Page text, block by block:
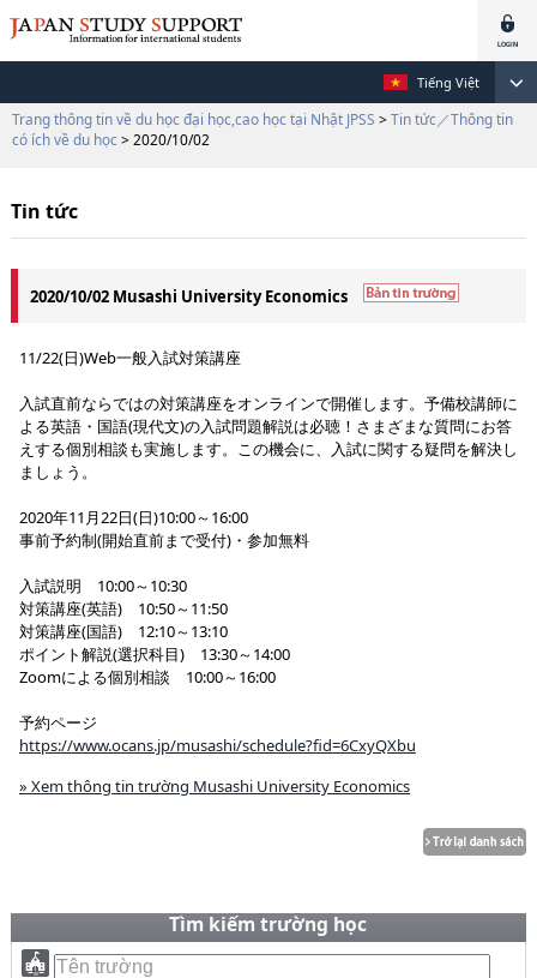
Tiếng Việt
Trang thông tin về du học đại học,cao học tại Nhật JPSS > Tin tức／Thông tin
có ích về du học > 2020/10/02
Tin tức
2020/10/02 Musashi University Economics
11/22(日)Web一般入試対策講座
入試直前ならではの対策講座をオンラインで開催します。予備校講師に
よる英語・国語(現代文)の入試問題解説は必聴！さまざまな質問にお答
えする個別相談も実施します。この機会に、入試に関する疑問を解決し
ましょう。
2020年11月22日(日)10:00～16:00
事前予約制(開始直前まで受付)・参加無料
入試説明 10:00～10:30
対策講座(英語) 10:50～11:50
対策講座(国語) 12:10～13:10
ポイント解説(選択科目) 13:30～14:00
Zoomによる個別相談 10:00～16:00
予約ページ
https://www.ocans.jp/musashi/schedule?fid=6CxyQXbu
» Xem thông tin trường Musashi University Economics
Tìm kiếm trường học